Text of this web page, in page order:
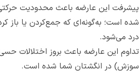
پیشرفت این عارضه باعث محدودیت
شده است؛ به‌گونه‌ای که جمع‌کردن یا باز
درد می‌شود.
تداوم این عارضه باعث بروز اختلالات
سوزش) در انگشتان شما شده است.